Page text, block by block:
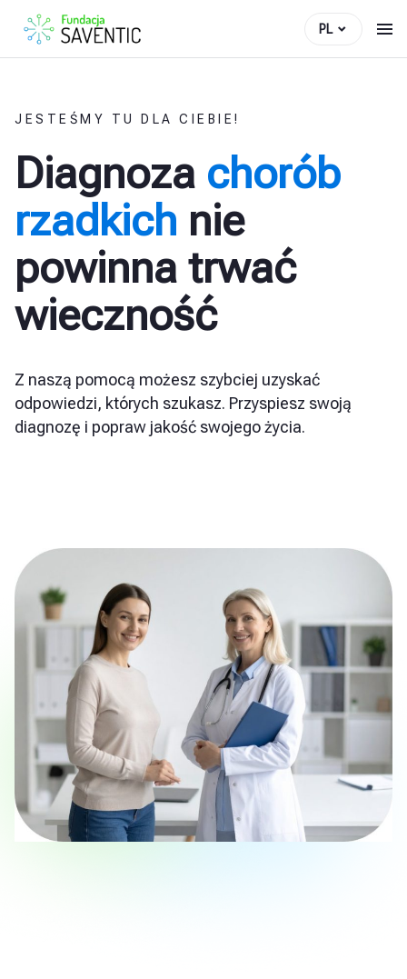
PL
JESTEŚMY TU DLA CIEBIE!
Diagnoza chorób
rzadkich nie
powinna trwać
wieczność
Z naszą pomocą możesz szybciej uzyskać
odpowiedzi, których szukasz. Przyspiesz swoją
diagnozę i popraw jakość swojego życia.